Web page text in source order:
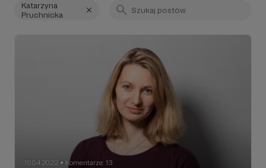
Katarzyna
Pruchnicka
19.04.2022 ● Komentarze: 13